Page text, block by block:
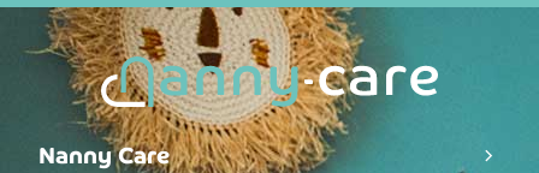
Nanny Care